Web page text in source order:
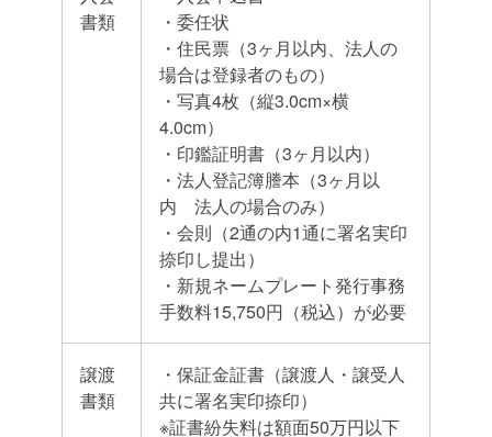
書類
・委任状
・住民票（3ヶ月以内、法人の
場合は登録者のもの）
・写真4枚（縦3.0cm×横
4.0cm）
・印鑑証明書（3ヶ月以内）
・法人登記簿謄本（3ヶ月以
内 法人の場合のみ）
・会則（2通の内1通に署名実印
捺印し提出）
・新規ネームプレート発行事務
手数料15,750円（税込）が必要
譲渡
書類
・保証金証書（譲渡人・譲受人
共に署名実印捺印）
※証書紛失料は額面50万円以下